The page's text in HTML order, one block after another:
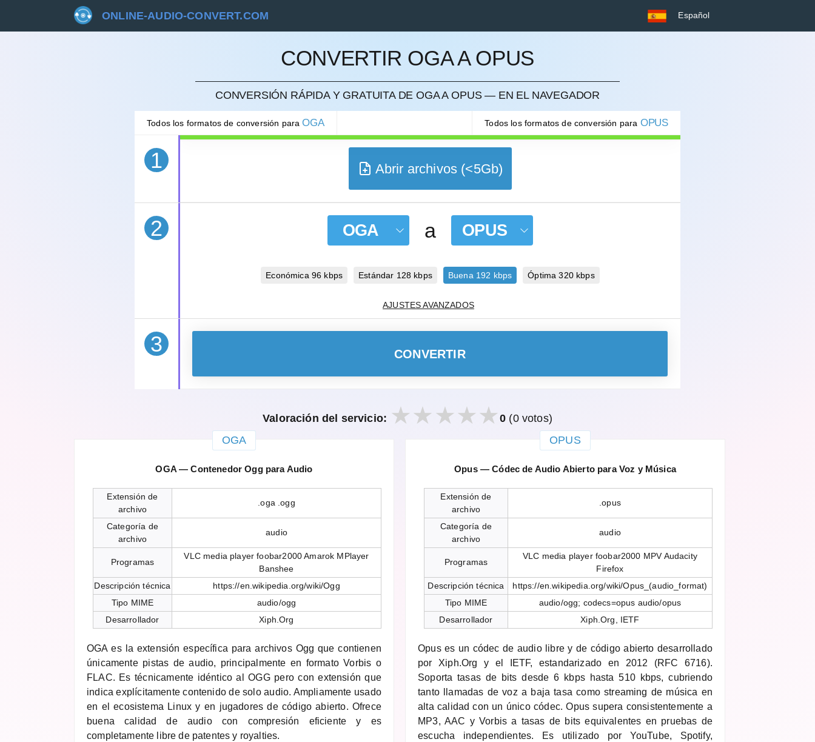
ONLINE-AUDIO-CONVERT.COM Español
CONVERTIR OGA A OPUS
CONVERSIÓN RÁPIDA Y GRATUITA DE OGA A OPUS — EN EL NAVEGADOR
Todos los formatos de conversión paraOGA Todos los formatos de conversión para OPUS
1
CANCELAR
Abrir archivos (<5Gb)
2 OGA a OPUS
Económica 96 kbps Estándar 128 kbps Buena 192 kbps Óptima 320 kbps
AJUSTES AVANZADOS
3 CONVERTIR
Valoración del servicio: 0 (0 votos)
OGA
OGA — Contenedor Ogg para Audio
Extensión de
archivo
.oga .ogg
Categoría de
archivo
audio
Programas
VLC media player foobar2000 Amarok MPlayer
Banshee
Descripción técnica
https://en.wikipedia.org/wiki/Ogg
Tipo MIME
audio/ogg
Desarrollador
Xiph.Org
OGA es la extensión específica para archivos Ogg que contienen
únicamente pistas de audio, principalmente en formato Vorbis o
FLAC. Es técnicamente idéntico al OGG pero con extensión que
indica explícitamente contenido de solo audio. Ampliamente usado
en el ecosistema Linux y en jugadores de código abierto. Ofrece
buena calidad de audio con compresión eficiente y es
completamente libre de patentes y royalties.
OPUS
Opus — Códec de Audio Abierto para Voz y Música
Extensión de
archivo
.opus
Categoría de
archivo
audio
Programas
VLC media player foobar2000 MPV Audacity
Firefox
Descripción técnica
https://en.wikipedia.org/wiki/Opus_(audio_format)
Tipo MIME
audio/ogg; codecs=opus audio/opus
Desarrollador
Xiph.Org, IETF
Opus es un códec de audio libre y de código abierto desarrollado
por Xiph.Org y el IETF, estandarizado en 2012 (RFC 6716).
Soporta tasas de bits desde 6 kbps hasta 510 kbps, cubriendo
tanto llamadas de voz a baja tasa como streaming de música en
alta calidad con un único códec. Opus supera consistentemente a
MP3, AAC y Vorbis a tasas de bits equivalentes en pruebas de
escucha independientes. Es utilizado por YouTube, Spotify,